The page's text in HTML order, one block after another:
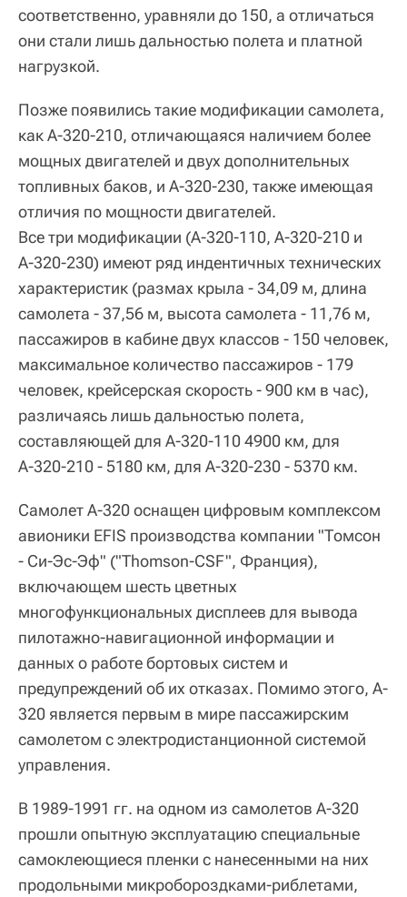
соответственно, уравняли до 150, а отличаться
они стали лишь дальностью полета и платной
нагрузкой.
Позже появились такие модификации самолета,
как А-320-210, отличающаяся наличием более
мощных двигателей и двух дополнительных
топливных баков, и А-320-230, также имеющая
отличия по мощности двигателей.
Все три модификации (А-320-110, А-320-210 и
А-320-230) имеют ряд индентичных технических
характеристик (размах крыла - 34,09 м, длина
самолета - 37,56 м, высота самолета - 11,76 м,
пассажиров в кабине двух классов - 150 человек,
максимальное количество пассажиров - 179
человек, крейсерская скорость - 900 км в час),
различаясь лишь дальностью полета,
составляющей для А-320-110 4900 км, для
А-320-210 - 5180 км, для А-320-230 - 5370 км.
Самолет А-320 оснащен цифровым комплексом
авионики EFIS производства компании "Томсон
- Си-Эс-Эф" ("Thomson-CSF", Франция),
включающем шесть цветных
многофункциональных дисплеев для вывода
пилотажно-навигационной информации и
данных о работе бортовых систем и
предупреждений об их отказах. Помимо этого, A-
320 является первым в мире пассажирским
самолетом с электродистанционной системой
управления.
В 1989-1991 гг. на одном из самолетов А-320
прошли опытную эксплуатацию специальные
самоклеющиеся пленки с нанесенными на них
продольными микробороздками-риблетами,